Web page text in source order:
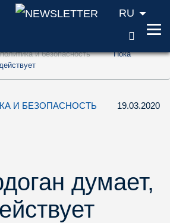
(ключ доступа
(ключ доступа '2')
RU
и безопасность
Пока
И БЕЗОПАСНОСТЬ
19.03.2020
думает,